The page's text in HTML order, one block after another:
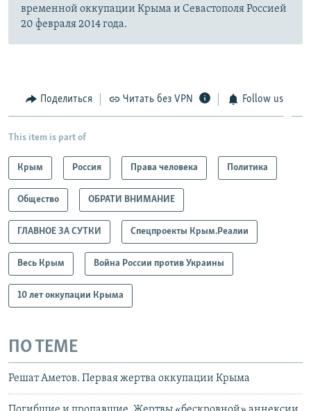
временной оккупации Крыма и Севастополя Россией
20 февраля 2014 года.
Поделиться Читать без VPN Follow us
This item is part of
Крым Россия Права человека Политика
Общество ОБРАТИ ВНИМАНИЕ
ГЛАВНОЕ ЗА СУТКИ Спецпроекты Крым.Реалии
Весь Крым Война России против Украины
10 лет оккупации Крыма
ПО ТЕМЕ
Решат Аметов. Первая жертва оккупации Крыма